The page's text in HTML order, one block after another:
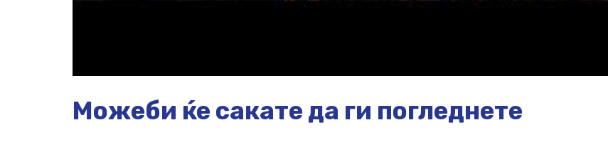
Можеби ќе сакате да ги погледнете